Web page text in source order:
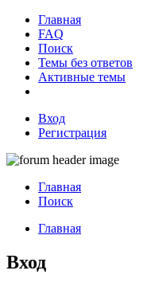
Главная
FAQ
Поиск
Темы без ответов
Активные темы
Вход
Регистрация
Главная
Поиск
Главная
Вход